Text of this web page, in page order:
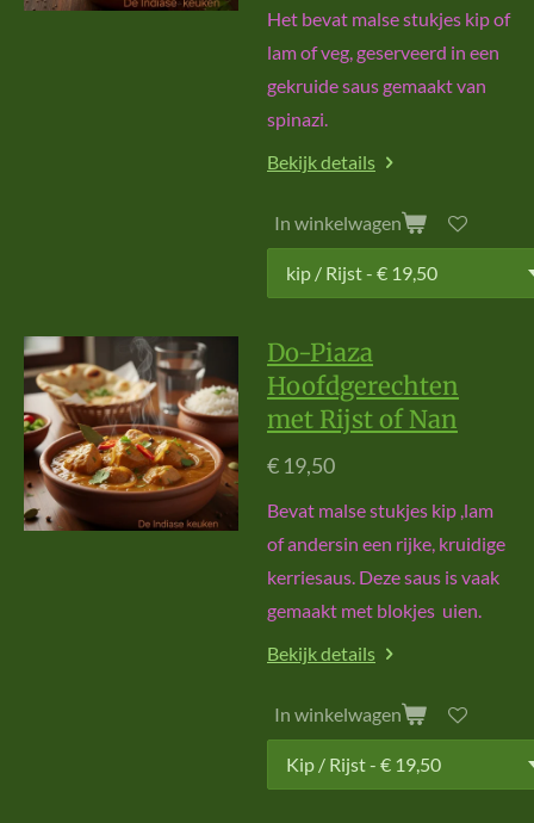
Het bevat malse stukjes kip of
lam of veg, geserveerd in een
gekruide saus gemaakt van
spinazi.
Bekijk details
In winkelwagen
Do-Piaza
Hoofdgerechten
met Rijst of Nan
€ 19,50
Bevat malse stukjes kip ,lam
of andersin een rijke, kruidige
kerriesaus. Deze saus is vaak
gemaakt met blokjes uien.
Bekijk details
In winkelwagen